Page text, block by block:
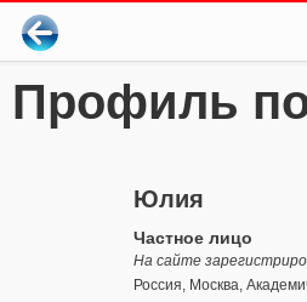
Профиль
Юлия
Частное лицо
На сайте
Россия, Москва,